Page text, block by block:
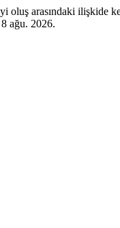
arasındaki ilişkide
ağu. 2026.